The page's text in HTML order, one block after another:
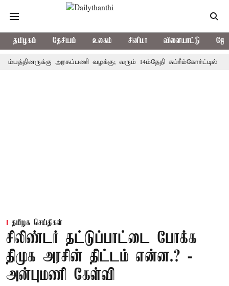
தமிழகம் தேசியம் உலகம் சினிமா விளையாட்டு
அரசுப்பணி வழக்கு; வரும் 14ம்தேதி சுப்ரீம்கோர்ட்டில் விசாரணை
தமிழக செய்திகள்
சிலிண்டர் தட்டுப்பாட்டை போக்க
திமுக அரசின் திட்டம் என்ன.? -
அன்புமணி கேள்வி